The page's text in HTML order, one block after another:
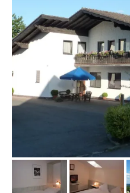
vom Hotelier, April 2013